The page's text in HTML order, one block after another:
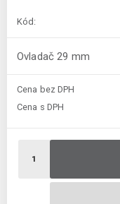
Kód:
Ovladač 29 mm
Cena bez DPH
Cena s DPH